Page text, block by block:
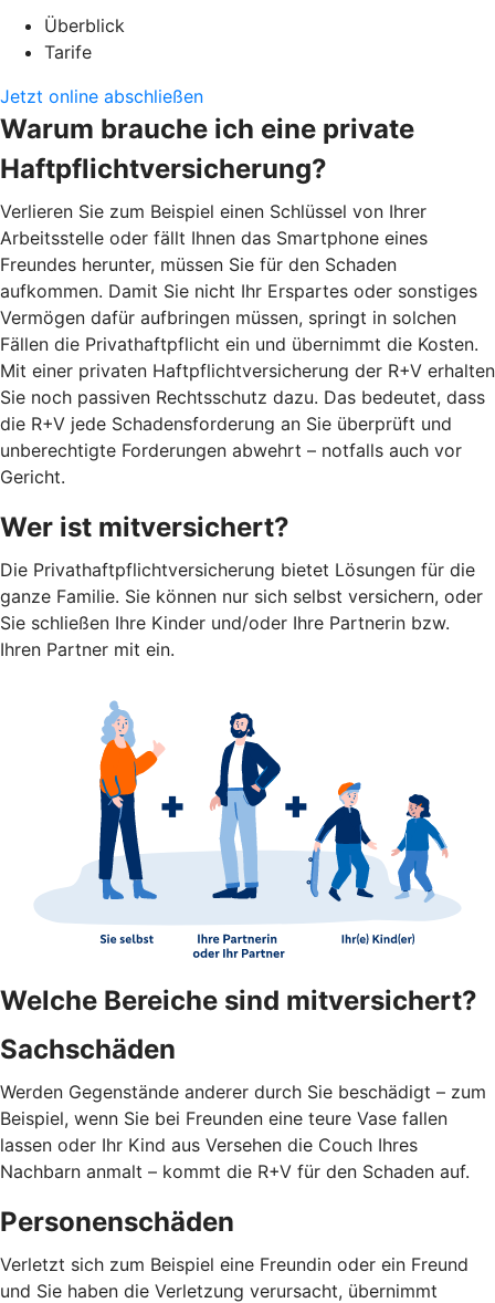
Überblick
Tarife
Jetzt online abschließen
Warum brauche ich eine private
Haftpflichtversicherung?
Verlieren Sie zum Beispiel einen Schlüssel von Ihrer
Arbeitsstelle oder fällt Ihnen das Smartphone eines
Freundes herunter, müssen Sie für den Schaden
aufkommen. Damit Sie nicht Ihr Erspartes oder sonstiges
Vermögen dafür aufbringen müssen, springt in solchen
Fällen die Privathaftpflicht ein und übernimmt die Kosten.
Mit einer privaten Haftpflichtversicherung der R+V erhalten
Sie noch passiven Rechtsschutz dazu. Das bedeutet, dass
die R+V jede Schadensforderung an Sie überprüft und
unberechtigte Forderungen abwehrt – notfalls auch vor
Gericht.
Wer ist mitversichert?
Die Privathaftpflichtversicherung bietet Lösungen für die
ganze Familie. Sie können nur sich selbst versichern, oder
Sie schließen Ihre Kinder und/oder Ihre Partnerin bzw.
Ihren Partner mit ein.
Welche Bereiche sind mitversichert?
Sachschäden
Werden Gegenstände anderer durch Sie beschädigt – zum
Beispiel, wenn Sie bei Freunden eine teure Vase fallen
lassen oder Ihr Kind aus Versehen die Couch Ihres
Nachbarn anmalt – kommt die R+V für den Schaden auf.
Personenschäden
Verletzt sich zum Beispiel eine Freundin oder ein Freund
und Sie haben die Verletzung verursacht, übernimmt